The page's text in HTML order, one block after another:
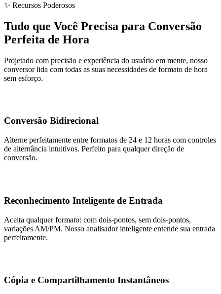
✨ Recursos Poderosos
Tudo que Você Precisa para Conversão
Perfeita de Hora
Projetado com precisão e experiência do usuário em mente, nosso
conversor lida com todas as suas necessidades de formato de hora
sem esforço.
Conversão Bidirecional
Alterne perfeitamente entre formatos de 24 e 12 horas com controles
de alternância intuitivos. Perfeito para qualquer direção de
conversão.
Reconhecimento Inteligente de Entrada
Aceita qualquer formato: com dois-pontos, sem dois-pontos,
variações AM/PM. Nosso analisador inteligente entende sua entrada
perfeitamente.
Cópia e Compartilhamento Instantâneos